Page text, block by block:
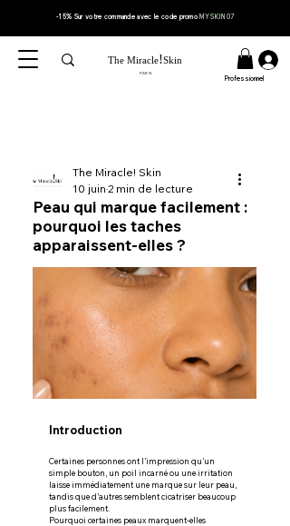
-15% Sur votrecommandeavec le code promoMYSKIN07
The Miracle!Skin
PARIS
Professionnel
Peau qui marque facilement :
pourquoi les taches
apparaissent-elles ?
The Miracle! Skin
10 juin 2 min de lecture
Introduction
Certaines personnes ont l’impression qu’un
simple bouton, un poil incarné ou une irritation
laisse immédiatement une marque sur leur peau,
tandis que d’autres semblent cicatriser beaucoup
plus facilement.
Pourquoi certaines peaux marquent-elles